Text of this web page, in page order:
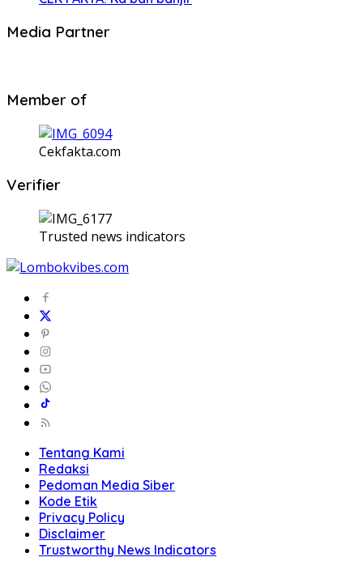
Media Partner
Member of
Cekfakta.com
Verifier
Trusted news indicators
Tentang Kami
Redaksi
Pedoman Media Siber
Kode Etik
Privacy Policy
Disclaimer
Trustworthy News Indicators